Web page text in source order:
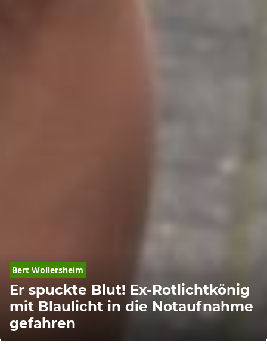
Bert Wollersheim
Er spuckte Blut! Ex-Rotlichtkönig
mit Blaulicht in die Notaufnahme
gefahren